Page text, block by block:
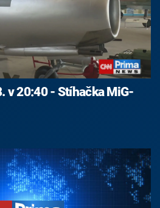
v 20:40 - Stíhačka MiG-